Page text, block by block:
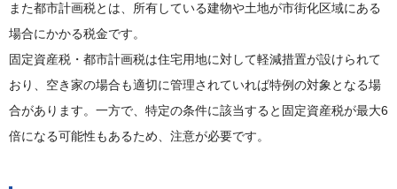
また都市計画税とは、所有している建物や土地が市街化区域にある
場合にかかる税金です。
固定資産税・都市計画税は住宅用地に対して軽減措置が設けられて
おり、空き家の場合も適切に管理されていれば特例の対象となる場
合があります。一方で、特定の条件に該当すると固定資産税が最大6
倍になる可能性もあるため、注意が必要です。